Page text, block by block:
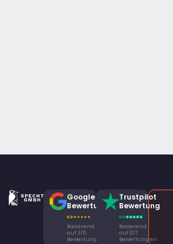
Google
Bewertung
Basierend
auf 315
Bewertungen
Trustpilot
Bewertung
Basierend
auf 107
Bewertungen